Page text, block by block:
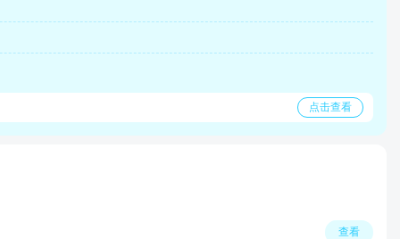
点击查看
查看